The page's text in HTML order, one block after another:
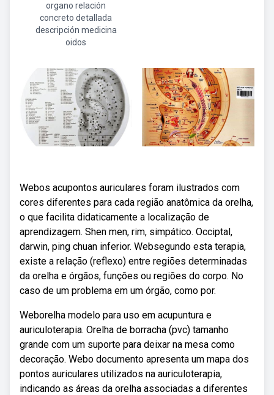
organo relación
concreto detallada
descripción medicina
oidos
Webos acupontos auriculares foram ilustrados com
cores diferentes para cada região anatômica da orelha,
o que facilita didaticamente a localização de
aprendizagem. Shen men, rim, simpático. Occiptal,
darwin, ping chuan inferior. Websegundo esta terapia,
existe a relação (reflexo) entre regiões determinadas
da orelha e órgãos, funções ou regiões do corpo. No
caso de um problema em um órgão, como por.
Weborelha modelo para uso em acupuntura e
auriculoterapia. Orelha de borracha (pvc) tamanho
grande com um suporte para deixar na mesa como
decoração. Webo documento apresenta um mapa dos
pontos auriculares utilizados na auriculoterapia,
indicando as áreas da orelha associadas a diferentes